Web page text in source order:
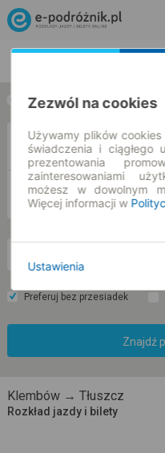
w jedną stronę w
DO
Preferuj bez przesiadek
Znajdź
Klembów → Tłuszcz
Rozkład jazdy i bilety
Zezwól na cookies
Używamy plików
świadczenia i ciągłego
prezentowania
zainteresowaniami
możesz w dowolnym
Więcej informacji w
Ustawienia